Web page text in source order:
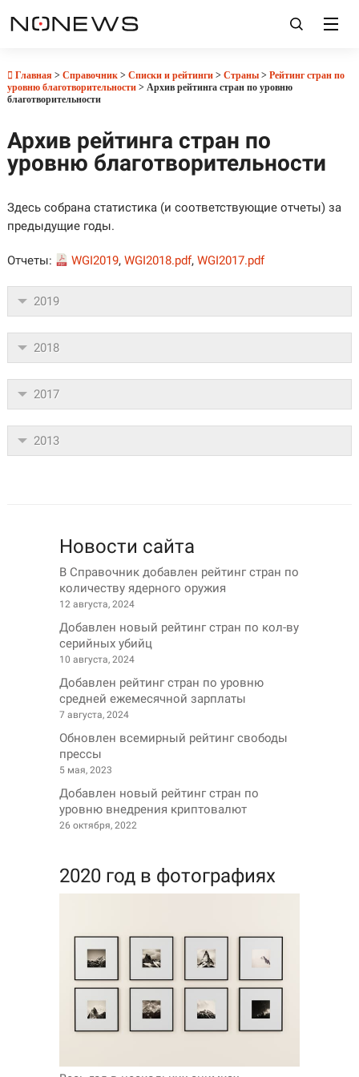
Главная > Справочник> Списки и рейтинги> Страны> Рейтинг стран по
уровню благотворительности> Архив рейтинга стран по уровню
благотворительности
Архив рейтинга стран по
уровню благотворительности
Здесь собрана статистика (и соответствующие отчеты) за
предыдущие годы.
Отчеты: WGI2019, WGI2018.pdf, WGI2017.pdf
2019
2018
2017
2013
Новости сайта
В Справочник добавлен рейтинг стран по
количеству ядерного оружия
12 августа, 2024
Добавлен новый рейтинг стран по кол-ву
серийных убийц
10 августа, 2024
Добавлен рейтинг стран по уровню
средней ежемесячной зарплаты
7 августа, 2024
Обновлен всемирный рейтинг свободы
прессы
5 мая, 2023
Добавлен новый рейтинг стран по
уровню внедрения криптовалют
26 октября, 2022
2020 год в фотографиях